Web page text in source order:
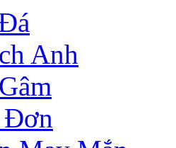
Anh
Đơn